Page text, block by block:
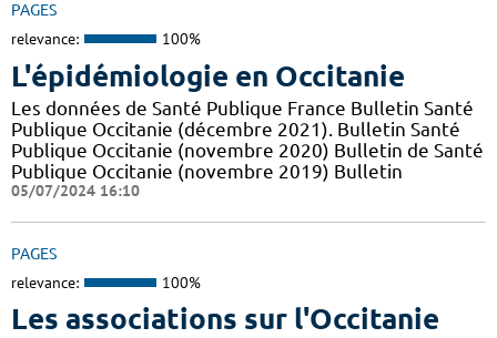
PAGES
relevance: 100%
L'épidémiologie en Occitanie
Les données de Santé Publique France Bulletin Santé
Publique Occitanie (décembre 2021). Bulletin Santé
Publique Occitanie (novembre 2020) Bulletin de Santé
Publique Occitanie (novembre 2019) Bulletin
05/07/2024 16:10
PAGES
relevance: 100%
Les associations sur l'Occitanie